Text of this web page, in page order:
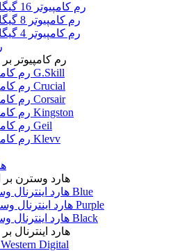
رم کامپیوتر 16 گیگابایت
رم کامپیوتر 8 گیگابایت
رم کامپیوتر 4 گیگابایت
رم کامپیوتر
رم کامپیوتر G.Skill
رم کامپیوتر Crucial
رم کامپیوتر Corsair
رم کامپیوتر Kingston
رم کامپیوتر Geil
رم کامپیوتر Klevv
هارد وسترن
هارد اینترنال وسترن Blue
هارد اینترنال وستنرن Purple
هارد اینترنال وسترن Black
هارد اینترنال
هارد Western Digital